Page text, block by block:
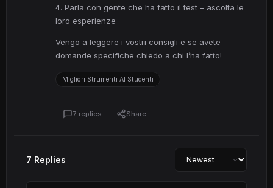
4. Parla con gente che ha fatto il test – ascolta le
loro esperienze
Vengo a leggere i vostri consigli e se avete
domande specifiche chiedo a chi l’ha fatto!
Migliori Strumenti AI Studenti
7 replies Share
7 Replies